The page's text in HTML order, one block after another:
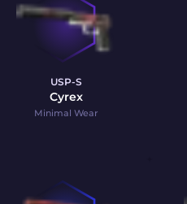
USP-S
Cyrex
Minimal Wear